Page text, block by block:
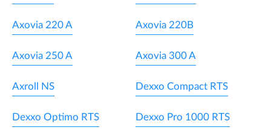
Axovia 220 A Axovia 220B
Axovia 250 A Axovia 300 A
Axroll NS Dexxo Compact RTS
Dexxo Optimo RTS Dexxo Pro 1000 RTS